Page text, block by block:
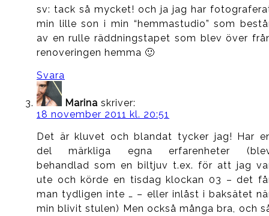
sv: tack så mycket! och ja jag har
min lille son i min “hemmastudio” som
av en rulle räddningstapet som blev över
renoveringen hemma 🙂
Svara
Marina skriver:
18 november 2011 kl. 20:51
Det är kluvet och blandat tycker jag! Har
del märkliga egna erfarenheter
behandlad som en biltjuv t.ex. för att jag
ute och körde en tisdag klockan 03 – det
man tydligen inte … – eller inlåst i baksätet
min blivit stulen) Men också många bra, och